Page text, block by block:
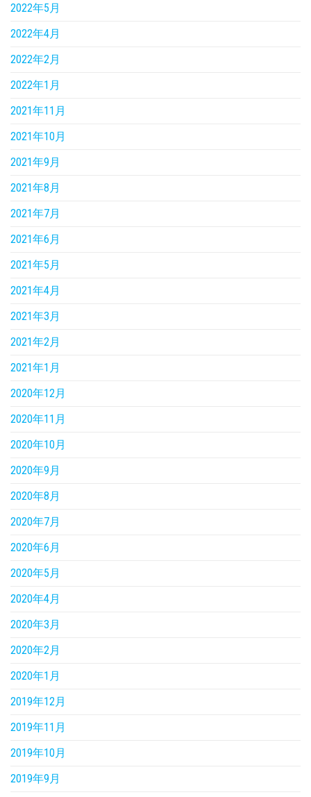
2022年5月
2022年4月
2022年2月
2022年1月
2021年11月
2021年10月
2021年9月
2021年8月
2021年7月
2021年6月
2021年5月
2021年4月
2021年3月
2021年2月
2021年1月
2020年12月
2020年11月
2020年10月
2020年9月
2020年8月
2020年7月
2020年6月
2020年5月
2020年4月
2020年3月
2020年2月
2020年1月
2019年12月
2019年11月
2019年10月
2019年9月